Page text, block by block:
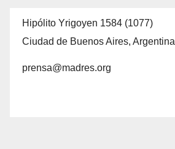
Hipólito Yrigoyen 1584 (1077)
Ciudad de Buenos Aires, Argentina
prensa@madres.org